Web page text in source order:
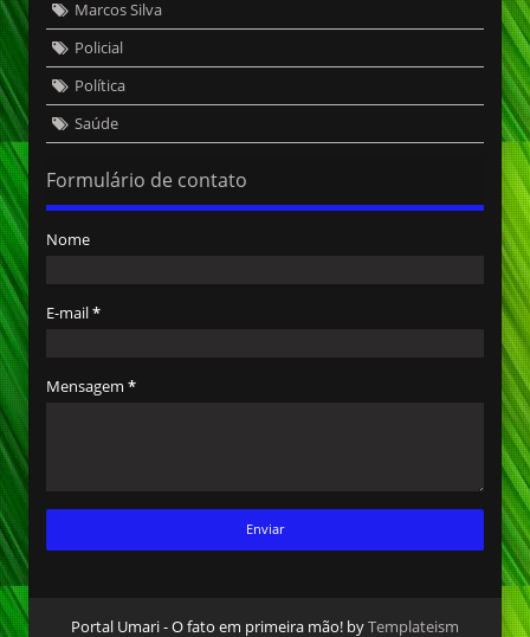
Marcos Silva
Policial
Política
Saúde
Formulário de contato
Nome
E-mail*
Mensagem *
Portal Umari - O fato em primeira mão! byTemplateism